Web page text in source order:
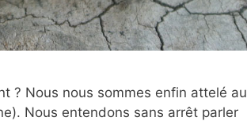
? Nous nous sommes enfin attelé au
Nous entendons sans arrêt parler